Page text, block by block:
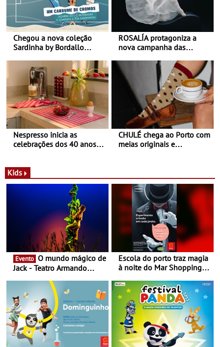
Chegou a nova coleção
Sardinha by Bordallo
ROSALÍA protagoniza a
nova campanha das
Balance
Nespresso inicia as
celebrações dos 40 anos
Novas - Edição limitada
Nespresso x Torres Novas
CHULÉ chega ao Porto com
meias originais e
Shopping
Kids
Evento
Jack - Teatro Armando
Escola do porto traz magia
à noite do Mar Shopping
29 de abril, às 21h00